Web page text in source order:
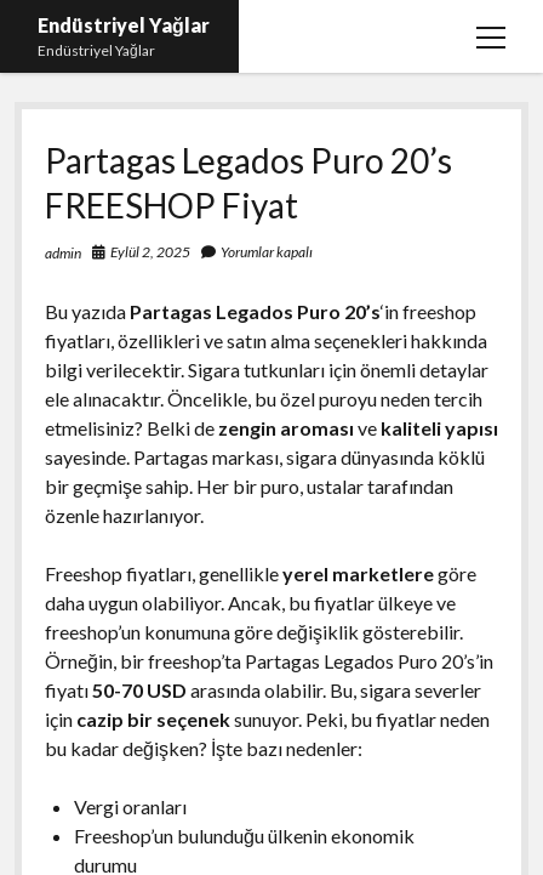
Endüstriyel Yağlar
Endüstriyel Yağlar
menüyü
Igtv Yorum Hilesi Ücretsiz
Instagram Gizli Hesap Görme Uygulamasız
Linkedin Beğeni Yükleme
Liste
Ücretsiz Şifresiz Twitter Beğeni Hilesi
Partagas Legados Puro 20’s
FREESHOP Fiyat
admin Eylül 2, 2025 Yorumlar kapalı
Bu yazıda Partagas Legados Puro 20’s‘in freeshop
fiyatları, özellikleri ve satın alma seçenekleri hakkında
bilgi verilecektir. Sigara tutkunları için önemli detaylar
ele alınacaktır. Öncelikle, bu özel puroyu neden tercih
etmelisiniz? Belki de zengin aroması ve kaliteli yapısı
sayesinde. Partagas markası, sigara dünyasında köklü
bir geçmişe sahip. Her bir puro, ustalar tarafından
özenle hazırlanıyor.
Freeshop fiyatları, genellikleyerel marketleregöre
daha uygun olabiliyor. Ancak, bu fiyatlar ülkeye ve
freeshop’un konumuna göre değişiklik gösterebilir.
Örneğin, bir freeshop’ta Partagas Legados Puro 20’s’in
fiyatı50-70 USD arasında olabilir. Bu, sigara severler
için cazip bir seçeneksunuyor. Peki, bu fiyatlar neden
bu kadar değişken? İşte bazı nedenler:
Vergi oranları
Freeshop’un bulunduğu ülkenin ekonomik
durumu